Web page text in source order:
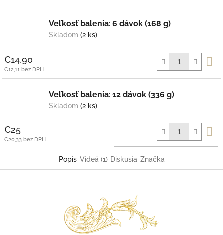
Veľkosť balenia: 6 dávok (168 g)
Skladom (2 ks)
€14,90
€12,11 bez DPH
Veľkosť balenia: 12 dávok (336 g)
Skladom (2 ks)
€25
€20,33 bez DPH
Popis Videá (1) Diskusia Značka